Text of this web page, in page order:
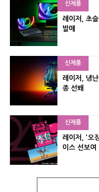
신제품
레이저, 초
발매
신제품
레이저, 냉
종 선봬
신제품
레이저, '오
이스 선보여